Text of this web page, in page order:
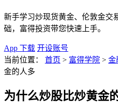
新手学习炒现货黄金、伦敦金交
础，富得投资带您快速上手。
App 下载 开设账号
当前位置：
首页 > 富得学院 > 金
金的人多
为什么炒股比炒黄金